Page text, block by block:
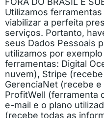
Utilizamos
viabilizar a perfeita
serviços. Portanto,
seus Dados Pessoais
utilizamos por
ferramentas: Digital
nuvem), Stripe
GerenciaNet (recebe
ProfitWell (ferramenta
e-mail e o plano
(recebe todas as